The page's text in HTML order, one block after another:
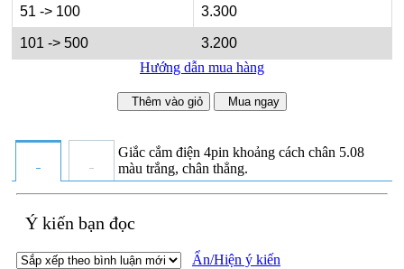
51 -> 100 3.300
101 -> 500
3.200
Hướng dẫn mua hàng
Thêm vào giỏ Mua ngay
Giắc cắm điện 4pin khoảng cách chân 5.08
màu trắng, chân thẳng.
Ý kiến bạn đọc
Ẩn/Hiện ý kiến